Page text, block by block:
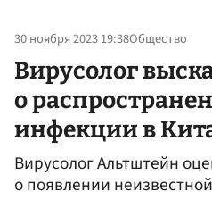
30 ноября 2023 19:38Общество
Вирусолог
о
инфекции в
Вирусолог Альтштейн
о появлении